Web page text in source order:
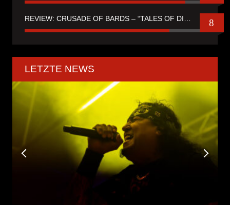
8
LETZTE NEWS